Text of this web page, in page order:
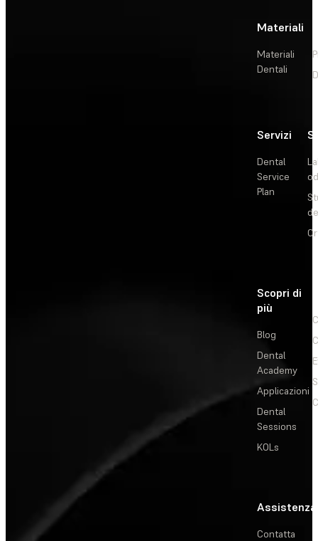
Materiali
Materiali
Dentali
Servizi
Dental
Service
Plan
Scopri di
più
Blog
Dental
Academy
Applicazioni
Dental
Sessions
KOLs
Assistenza
Contatta